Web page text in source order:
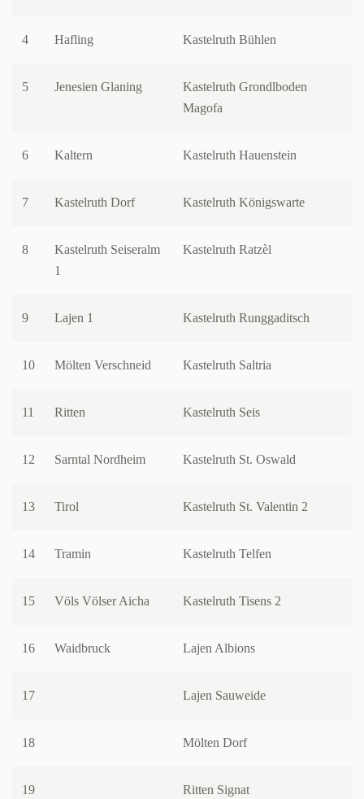
4 Hafling Kastelruth Bühlen
5 Jenesien Glaning
Kastelruth Grondlboden
Magofa
6 Kaltern Kastelruth Hauenstein
7 Kastelruth Dorf Kastelruth Königswarte
8
Kastelruth Seiseralm
1
Kastelruth Ratzèl
9 Lajen 1 Kastelruth Runggaditsch
10 Mölten Verschneid Kastelruth Saltria
11 Ritten Kastelruth Seis
12 Sarntal Nordheim Kastelruth St. Oswald
13 Tirol Kastelruth St. Valentin 2
14 Tramin Kastelruth Telfen
15 Völs Völser Aicha Kastelruth Tisens 2
16 Waidbruck Lajen Albions
17 Lajen Sauweide
18 Mölten Dorf
19 Ritten Signat